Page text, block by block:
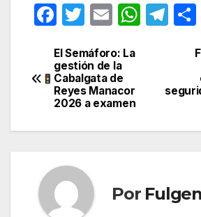
F
c
e
b
o
k
T
itt
er
E
ail
W
p
T
gr
a
m
Navegación
de
El Semáforo: La
gestión de la
Cabalgata de
Reyes Manacor
2026 a examen
Por